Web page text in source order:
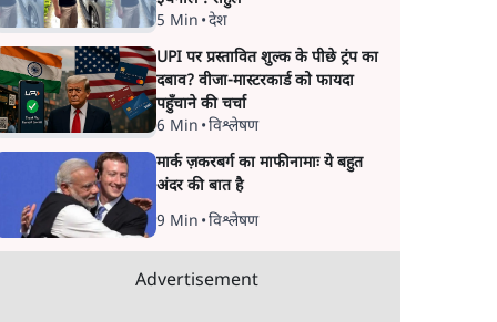
5 Min •देश
UPI पर प्रस्तावित शुल्क के पीछे ट्रंप का
दबाव? वीजा-मास्टरकार्ड को फायदा
पहुँचाने की चर्चा
6 Min •विश्लेषण
मार्क ज़करबर्ग का माफीनामाः ये बहुत
अंदर की बात है
9 Min •विश्लेषण
Advertisement